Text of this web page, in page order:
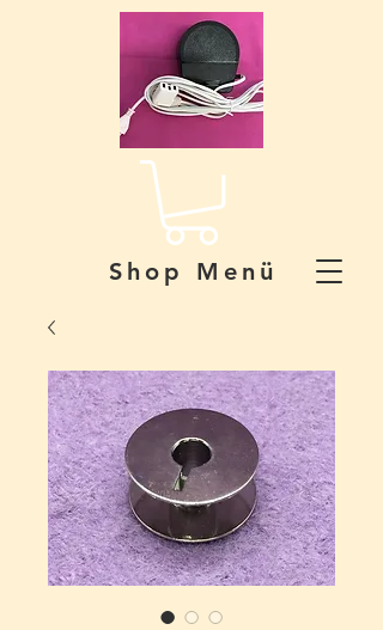
Shop Menü